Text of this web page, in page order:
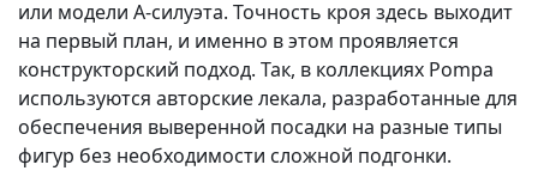
или модели А-силуэта. Точность кроя здесь выходит
на первый план, и именно в этом проявляется
конструкторский подход. Так, в коллекциях Pompa
используются авторские лекала, разработанные для
обеспечения выверенной посадки на разные типы
фигур без необходимости сложной подгонки.